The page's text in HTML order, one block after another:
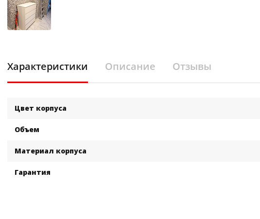
Характеристики Описание Отзывы
Цвет корпуса
Объем
Материал корпуса
Гарантия